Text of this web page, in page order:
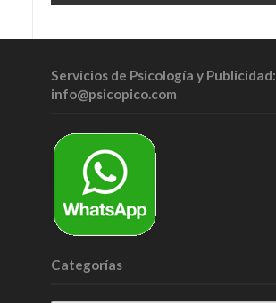
Servicios de Psicología y Publicidad:
info@psicopico.com
Categorías